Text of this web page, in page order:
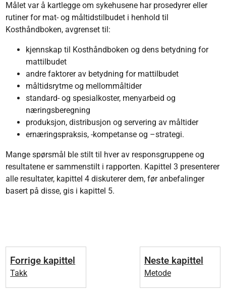
Målet var å kartlegge om sykehusene har prosedyrer eller
rutiner for mat- og måltidstilbudet i henhold til
Kosthåndboken, avgrenset til:
kjennskap til Kosthåndboken og dens betydning for
mattilbudet
andre faktorer av betydning for mattilbudet
måltidsrytme og mellommåltider
standard- og spesialkoster, menyarbeid og
næringsberegning
produksjon, distribusjon og servering av måltider
ernæringspraksis, -kompetanse og –strategi.
Mange spørsmål ble stilt til hver av responsgruppene og
resultatene er sammenstilt i rapporten. Kapittel 3 presenterer
alle resultater, kapittel 4 diskuterer dem, før anbefalinger
basert på disse, gis i kapittel 5.
Forrige kapittel
Takk
Neste kapittel
Metode